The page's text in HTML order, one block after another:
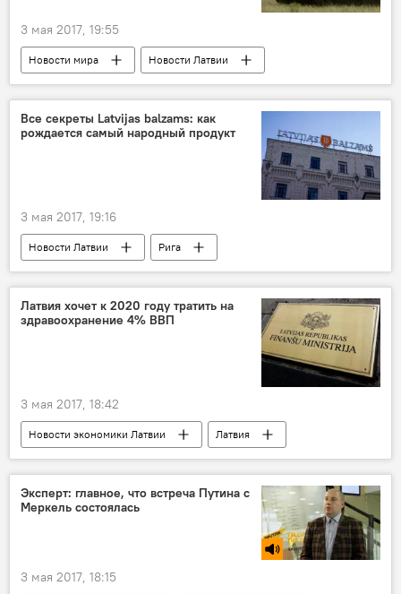
3 мая 2017, 19:55
Новости мира
Новости Латвии
Латвия
Испания
НАТО
вооруженные силы США и НАТО в Европе
Все секреты Latvijas balzams: как
рождается самый народный продукт
3 мая 2017, 19:16
Новости Латвии
Рига
Рональд Жаринов
Latvijas balzams
бальзам
Латвия хочет к 2020 году тратить на
здравоохранение 4% ВВП
3 мая 2017, 18:42
Новости экономики Латвии
Латвия
Марис Кучинскис
Валдис Керис
Латвийский союз свободных профсоюзов
Министерство финансов Латвии
Эксперт: главное, что встреча Путина с
Меркель состоялась
3 мая 2017, 18:15